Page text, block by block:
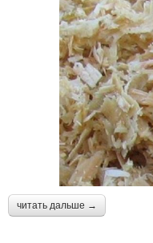
читать дальше →